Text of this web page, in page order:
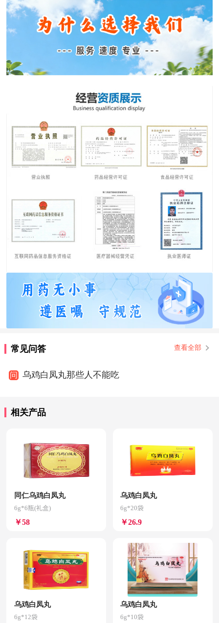
常见问答 查看全部
问 乌鸡白凤丸那些人不能吃
相关产品
同仁乌鸡白凤丸
6g*6瓶(礼盒)
￥58
乌鸡白凤丸
6g*20袋
￥26.9
乌鸡白凤丸
6g*12袋
乌鸡白凤丸
6g*10袋